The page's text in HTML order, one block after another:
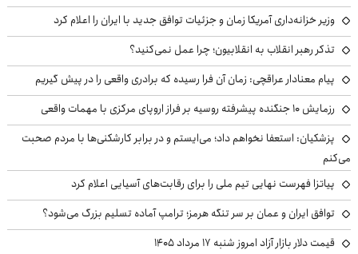
وزیر خزانه‌داری آمریکا زمان و جزئیات توافق جدید با ایران را اعلام کرد
تذکر رهبر انقلاب به انقلابیون؛ چرا عمل نمی‌کنید؟
پیام معنادار عراقچی: زمان آن فرا رسیده که برادری واقعی را در پیش گیریم
رزمایش ۱۰ جنگنده پیشرفته روسیه بر فراز اروپای مرکزی با مهمات واقعی
پزشکیان: استعفا نخواهم داد؛ می‌ایستم و در برابر کارشکنی‌ها با مردم صحبت
می‌کنم
پیاتزا فهرست نهایی تیم ملی را برای رقابت‌های آسیایی اعلام کرد
توافق ایران و عمان بر سر تنگه هرمز؛ ترامپ آماده تسلیم بزرگ می‌شود؟
قیمت دلار بازار آزاد امروز شنبه ۱۷ مرداد ۱۴۰۵